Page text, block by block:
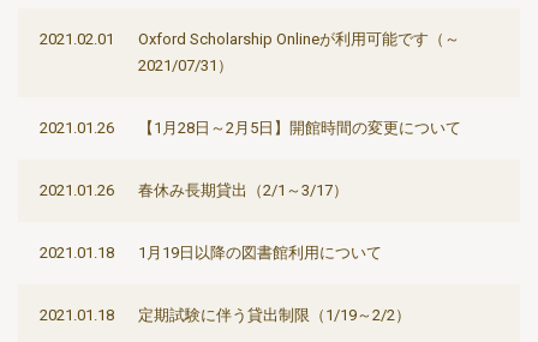
2021.02.01
Oxford Scholarship Onlineが利用可能です（～
2021/07/31）
2021.01.26 【1月28日～2月5日】開館時間の変更について
2021.01.26 春休み長期貸出（2/1～3/17）
2021.01.18 1月19日以降の図書館利用について
2021.01.18 定期試験に伴う貸出制限（1/19～2/2）